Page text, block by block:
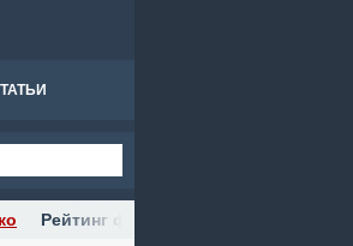
Рейтинг фильма "Прекрасный Рим"